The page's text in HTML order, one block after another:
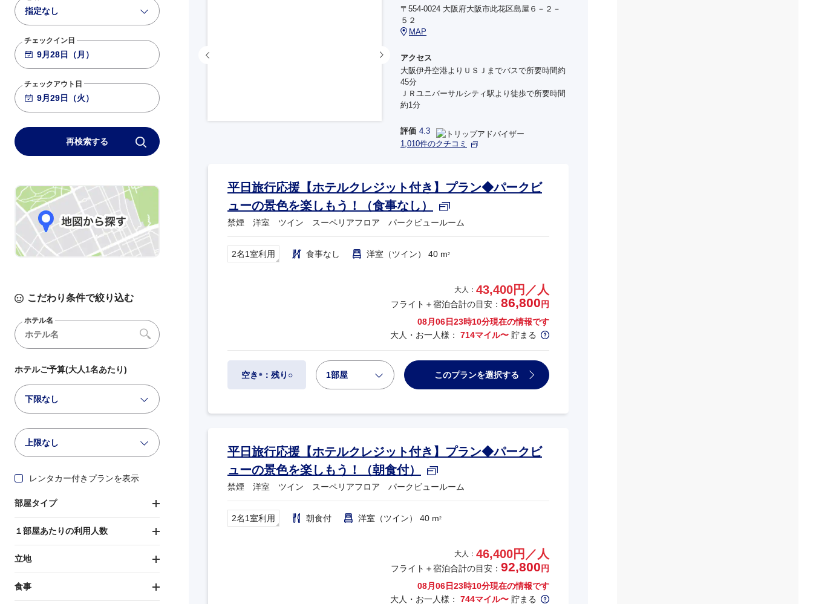
羽田 大阪伊丹
19:15 20:35
指定なし
チェックイン日
チェックアウト日
再検索する
こだわり条件で絞り込む
ホテル名
ホテルご予算(大人1名あたり)
下限なし
上限なし
レンタカー付きプランを表示
部屋タイプ
１部屋あたりの利用人数
立地
食事
〒554-0024 大阪府大阪市此花区島屋６－２－
５２
MAP
アクセス
大阪伊丹空港よりＵＳＪまでバスで所要時間約
45分
ＪＲユニバーサルシティ駅より徒歩で所要時間
約1分
評価 4.3
1,010件のクチコミ
平日旅行応援【ホテルクレジット付き】プラン◆パークビ
ューの景色を楽しもう！（食事なし）
禁煙 洋室 ツイン スーペリアフロア パークビュールーム
2名1室利用 食事なし 洋室（ツイン） 40 m2
大人： 43,400円／人
フライト＋宿泊合計の目安： 86,800 円
08月06日23時10分現在の情報です
大人・お一人様： 714マイル〜 貯まる
空き ※：残り○ 1部屋 このプランを選択する
平日旅行応援【ホテルクレジット付き】プラン◆パークビ
ューの景色を楽しもう！（朝食付）
禁煙 洋室 ツイン スーペリアフロア パークビュールーム
2名1室利用 朝食付 洋室（ツイン） 40 m2
大人： 46,400円／人
フライト＋宿泊合計の目安： 92,800 円
08月06日23時10分現在の情報です
大人・お一人様： 744マイル〜 貯まる